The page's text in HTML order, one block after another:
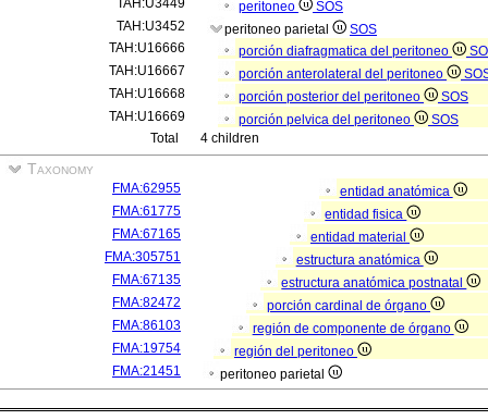
TAH:U3449
peritoneo
SOS
TAH:U3452
peritoneo parietal
SOS
TAH:U16666
porción diafragmatica del peritoneo
TAH:U16667
porción anterolateral del peritoneo
TAH:U16668
porción posterior del peritoneo
SOS
TAH:U16669
porción pelvica del peritoneo
SOS
Total
4 children
Taxonomy
FMA:62955
entidad anatómica
FMA:61775
entidad fisica
FMA:67165
entidad material
FMA:305751
estructura anatómica
FMA:67135
estructura anatómica postnatal
FMA:82472
porción cardinal de órgano
FMA:86103
región de componente de órgano
FMA:19754
región del peritoneo
FMA:21451
peritoneo parietal